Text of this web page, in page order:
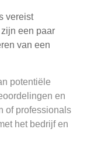
vereist
een paar
van een
potentiële
en
of professionals
het bedrijf en